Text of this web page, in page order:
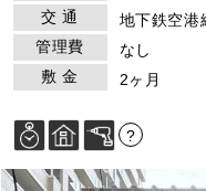
交 通
地下鉄空港
管理費
なし
敷 金
2ヶ月
?